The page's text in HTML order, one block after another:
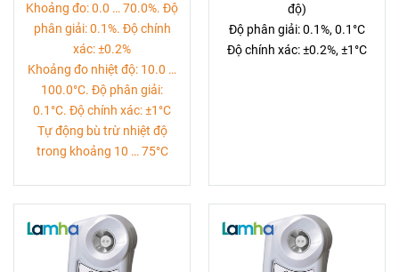
Khoảng đo: 0.0 … 70.0%. Độ
phân giải: 0.1%. Độ chính
xác: ±0.2%
Khoảng đo nhiệt độ: 10.0 …
100.0°C. Độ phân giải:
0.1°C. Độ chính xác: ±1°C
Tự động bù trừ nhiệt độ
trong khoảng 10 … 75°C
độ)
Độ phân giải: 0.1%, 0.1°C
Độ chính xác: ±0.2%, ±1°C